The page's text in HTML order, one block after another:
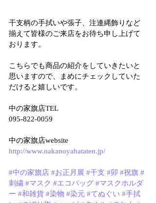
干支柄の手拭いや張子、注連縄飾りなど
揃えて皆様のご来店をお待ち申し上げて
おります。
こちらでも商品の紹介をしていきたいと
思いますので、まめにチェックしていた
だけると嬉しいです。
中の家旗店TEL
095-822-0059
中の家旗店website
http://www.nakanoyahataten.jp/
#中の家旗店 #お正月展 #干支 #卯 #祝旗 #
刺繍 #マスク #エコバッグ #マスクホルダ
ー #和雑貨 #染物 #染元 #てぬぐい #手拭